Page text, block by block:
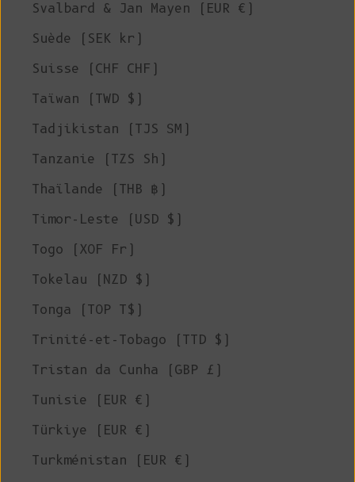
Svalbard & Jan Mayen (EUR €)
Suède (SEK kr)
Suisse (CHF CHF)
Taïwan (TWD $)
Tadjikistan (TJS ЅМ)
Tanzanie (TZS Sh)
Thaïlande (THB ฿)
Timor-Leste (USD $)
Togo (XOF Fr)
Tokelau (NZD $)
Tonga (TOP T$)
Trinité-et-Tobago (TTD $)
Tristan da Cunha (GBP £)
Tunisie (EUR €)
Türkiye (EUR €)
Turkménistan (EUR €)